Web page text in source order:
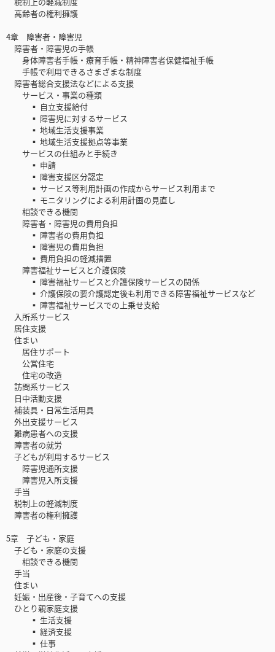
高齢者の権利擁護
4章 障害者・障害児
障害者・障害児の手帳
身体障害者手帳・療育手帳・精神障害者保健福祉手帳
手帳で利用できるさまざまな制度
障害者総合支援法などによる支援
サービス・事業の種類
▪ 自立支援給付
▪ 障害児に対するサービス
▪ 地域生活支援事業
▪ 地域生活支援拠点等事業
サービスの仕組みと手続き
▪ 申請
▪ 障害支援区分認定
▪ サービス等利用計画の作成からサービス利用まで
▪ モニタリングによる利用計画の見直し
相談できる機関
障害者・障害児の費用負担
▪ 障害者の費用負担
▪ 障害児の費用負担
▪ 費用負担の軽減措置
障害福祉サービスと介護保険
▪ 障害福祉サービスと介護保険サービスの関係
▪ 介護保険の要介護認定後も利用できる障害福祉サービスなど
▪ 障害福祉サービスでの上乗せ支給
入所系サービス
居住支援
住まい
居住サポート
公営住宅
住宅の改造
訪問系サービス
日中活動支援
補装具・日常生活用具
外出支援サービス
難病患者への支援
障害者の就労
子どもが利用するサービス
障害児通所支援
障害児入所支援
手当
税制上の軽減制度
障害者の権利擁護
5章 子ども・家庭
子ども・家庭の支援
相談できる機関
手当
住まい
妊娠・出産後・子育てへの支援
ひとり親家庭支援
▪ 生活支援
▪ 経済支援
▪ 仕事